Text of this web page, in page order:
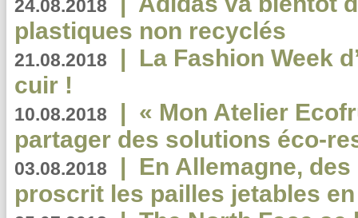
24.08.2018
plastiques non recyclés
21.08.2018 | La Fashion Week
cuir !
10.08.2018 | « Mon Atelier
partager des solutions éco-
03.08.2018 | En Allemagne,
proscrit les pailles jetables